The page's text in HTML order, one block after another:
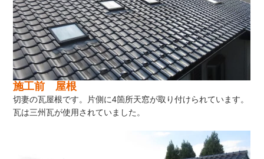
施工前 屋根
切妻の瓦屋根です。片側に4箇所天窓が取り付けられています。
瓦は三州瓦が使用されていました。